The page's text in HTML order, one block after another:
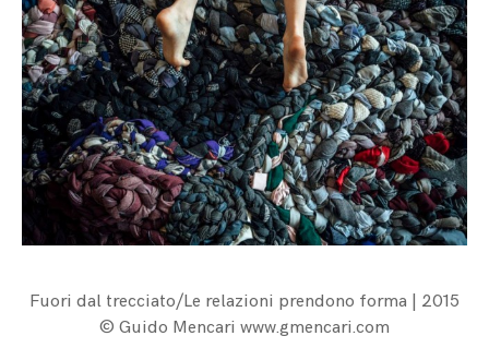
Fuori dal trecciato/Le relazioni prendono forma | 2015
© Guido Mencari www.gmencari.com